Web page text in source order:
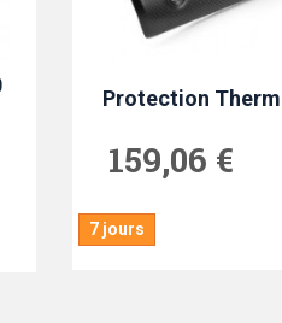
Protection
159,06 €
7 jours